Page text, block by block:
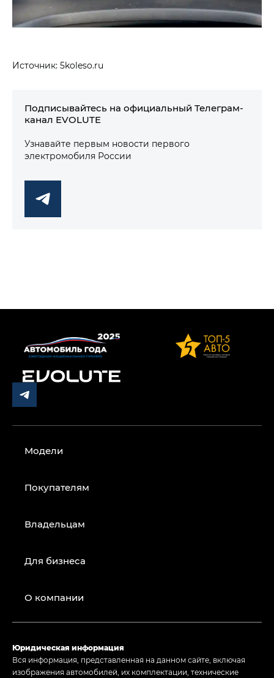
Источник: 5koleso.ru
Подписывайтесь на официальный Телеграм-
канал EVOLUTE
Узнавайте первым новости первого
электромобиля России
Модели
Покупателям
Владельцам
Для бизнеса
О компании
Юридическая информация
Вся информация, представленная на данном сайте, включая
изображения автомобилей, их комплектации, технические